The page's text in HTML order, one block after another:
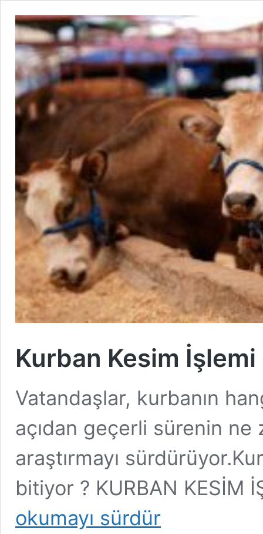
Kurban Kesim
Vatandaşlar, kurbanın
açıdan geçerli sürenin
araştırmayı
bitiyor ? KURBAN KESİM
okumayı sürdür